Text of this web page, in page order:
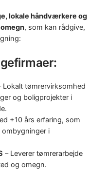
lokale håndværkere og
, som kan rådgive,
Lokalt tømrervirksomhed
og boligprojekter i
+10 års erfaring, som
i
– Leverer tømrerarbejde
og omegn.